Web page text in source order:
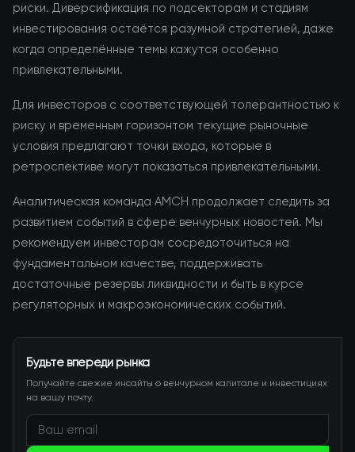
риски. Диверсификация по подсекторам и стадиям
инвестирования остаётся разумной стратегией, даже
когда определённые темы кажутся особенно
привлекательными.
Для инвесторов с соответствующей толерантностью к
риску и временным горизонтом текущие рыночные
условия предлагают точки входа, которые в
ретроспективе могут показаться привлекательными.
Аналитическая команда AMCH продолжает следить за
развитием событий в сфере венчурных новостей. Мы
рекомендуем инвесторам сосредоточиться на
фундаментальном качестве, поддерживать
достаточные резервы ликвидности и быть в курсе
регуляторных и макроэкономических событий.
Будьте впереди рынка
Получайте свежие инсайты о венчурном капитале и инвестициях
на вашу почту.